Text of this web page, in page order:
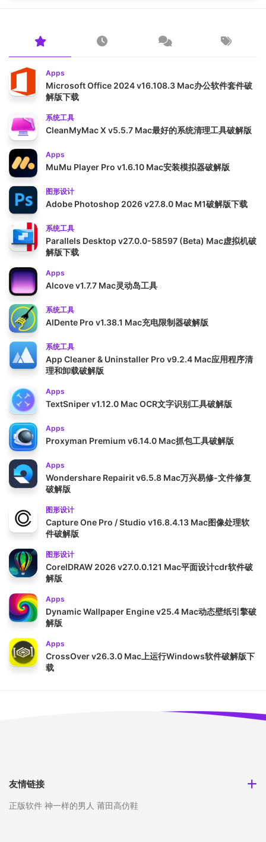
Apps
Microsoft Office 2024 v16.108.3 Mac办公软件套件破
解版下载
系统工具
CleanMyMac X v5.5.7 Mac最好的系统清理工具破解版
Apps
MuMu Player Pro v1.6.10 Mac安装模拟器破解版
图形设计
Adobe Photoshop 2026 v27.8.0 Mac M1破解版下载
系统工具
Parallels Desktop v27.0.0-58597 (Beta) Mac虚拟机破
解版下载
Apps
Alcove v1.7.7 Mac灵动岛工具
系统工具
AlDente Pro v1.38.1 Mac充电限制器破解版
系统工具
App Cleaner & Uninstaller Pro v9.2.4 Mac应用程序清
理和卸载破解版
Apps
TextSniper v1.12.0 Mac OCR文字识别工具破解版
Apps
Proxyman Premium v6.14.0 Mac抓包工具破解版
Apps
Wondershare Repairit v6.5.8 Mac万兴易修-文件修复
破解版
图形设计
Capture One Pro / Studio v16.8.4.13 Mac图像处理软
件破解版
图形设计
CorelDRAW 2026 v27.0.0.121 Mac平面设计cdr软件破
解版
Apps
Dynamic Wallpaper Engine v25.4 Mac动态壁纸引擎破
解版
Apps
CrossOver v26.3.0 Mac上运行Windows软件破解版下
载
友情链接
正版软件 神一样的男人 莆田高仿鞋